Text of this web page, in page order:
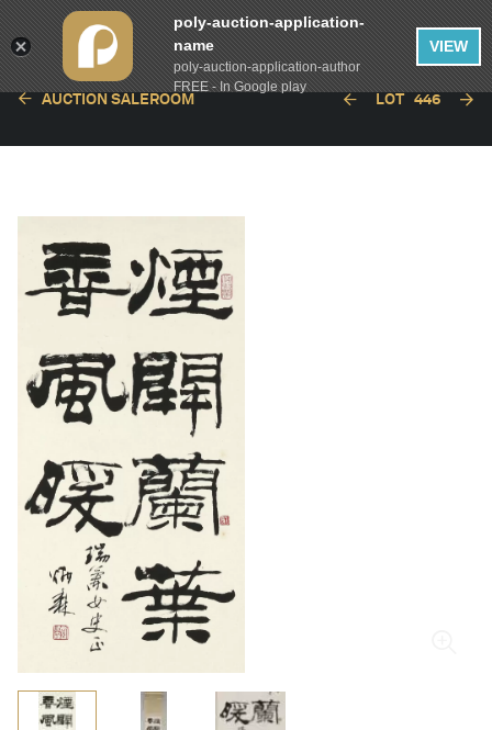
繁體中文
AUCTION SALEROOM LOT 446
poly-auction-application-
name
poly-auction-application-author
FREE - In Google play
VIEW